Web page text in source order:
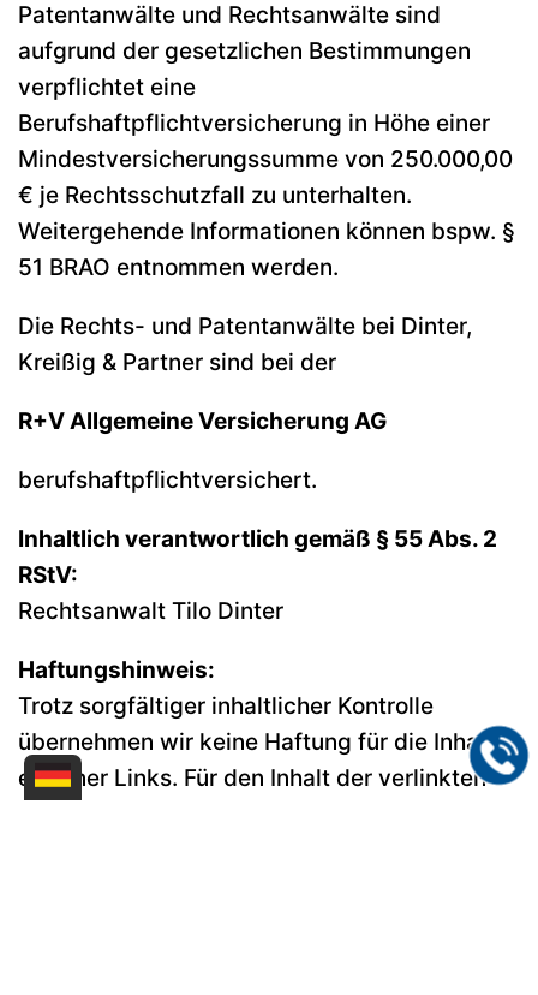
Patentanwälte und Rechtsanwälte sind
aufgrund der gesetzlichen Bestimmungen
verpflichtet eine
Berufshaftpflichtversicherung in Höhe einer
Mindestversicherungssumme von 250.000,00
€ je Rechtsschutzfall zu unterhalten.
Weitergehende Informationen können bspw. §
51 BRAO entnommen werden.
Die Rechts- und Patentanwälte bei Dinter,
Kreißig & Partner sind bei der
R+V Allgemeine Versicherung AG
berufshaftpflichtversichert.
Inhaltlich verantwortlich gemäß § 55 Abs. 2
RStV:
Rechtsanwalt Tilo Dinter
Haftungshinweis:
Trotz sorgfältiger inhaltlicher Kontrolle
übernehmen wir keine Haftung für die Inhalte
externer Links. Für den Inhalt der verlinkten